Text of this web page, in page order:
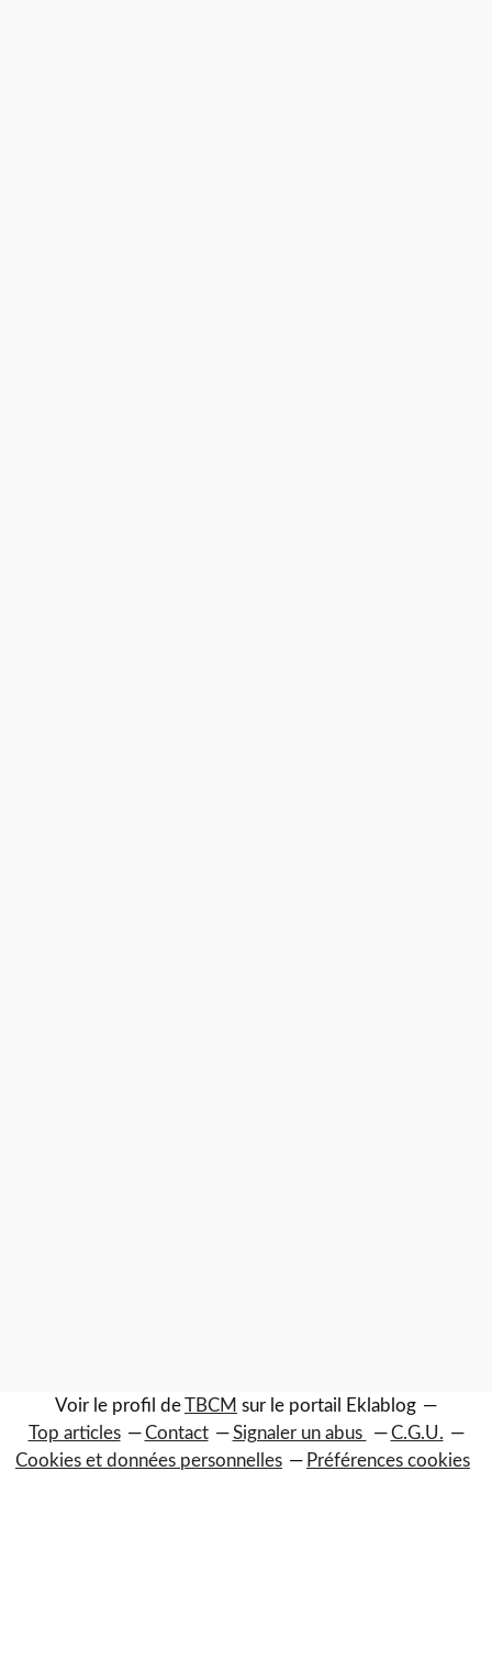
Voir le profil deTBCM sur le portail Eklablog
Top articles
Contact Signaler un abus
C.G.U.
Cookies et données personnelles
Préférences cookies